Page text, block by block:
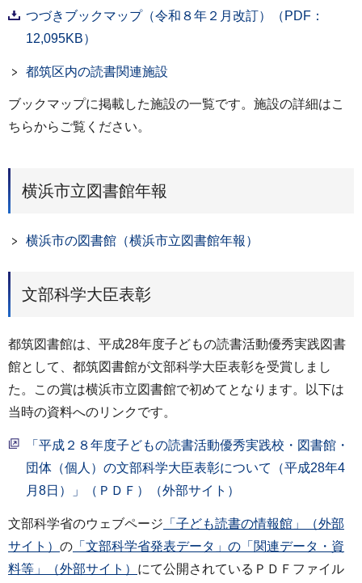
つづきブックマップ（令和８年２月改訂）（PDF：
12,095KB）
都筑区内の読書関連施設
ブックマップに掲載した施設の一覧です。施設の詳細はこ
ちらからご覧ください。
横浜市立図書館年報
横浜市の図書館（横浜市立図書館年報）
文部科学大臣表彰
都筑図書館は、平成28年度子どもの読書活動優秀実践図書
館として、都筑図書館が文部科学大臣表彰を受賞しまし
た。この賞は横浜市立図書館で初めてとなります。以下は
当時の資料へのリンクです。
「平成２８年度子どもの読書活動優秀実践校・図書館・
団体（個人）の文部科学大臣表彰について（平成28年4
月8日）」（ＰＤＦ）（外部サイト）
文部科学省のウェブページ 「子ども読書の情報館」（外部
サイト） の 「文部科学省発表データ」の「関連データ・資
料等」（外部サイト） にて公開されているＰＤＦファイル